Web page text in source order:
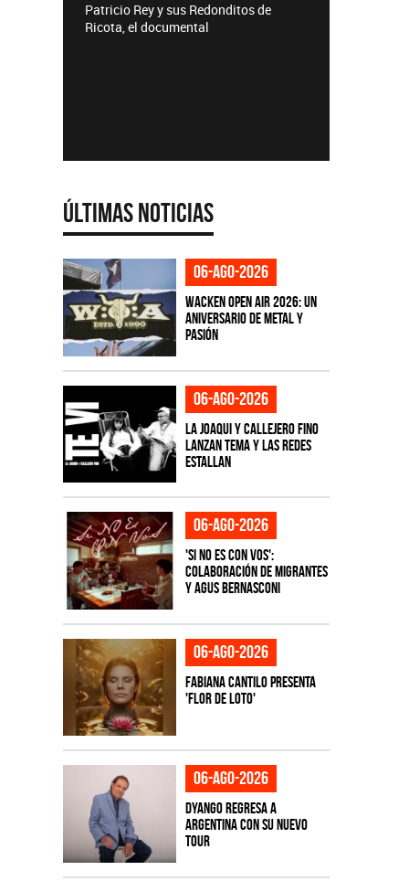
Patricio Rey y sus Redonditos de
Ricota, el documental
Últimas Noticias
06-ago-2026
Wacken Open Air 2026: Un
aniversario de metal y
pasión
06-ago-2026
La Joaqui y Callejero Fino
lanzan tema y las redes
estallan
06-ago-2026
'Si No Es Con Vos':
colaboración de Migrantes
y Agus Bernasconi
06-ago-2026
Fabiana Cantilo presenta
'Flor de Loto'
06-ago-2026
Dyango regresa a
Argentina con su nuevo
tour